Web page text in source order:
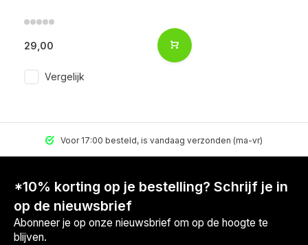
29,00
Vergelijk
Voor 17:00 besteld, is vandaag verzonden (ma-vr)
*10% korting op je bestelling? Schrijf je in
op de nieuwsbrief
Abonneer je op onze nieuwsbrief om op de hoogte te
blijven.